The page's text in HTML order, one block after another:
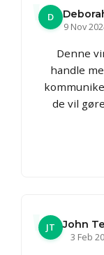
D
9 Nov
Denne
handle
de vil
JT
John
3 Feb